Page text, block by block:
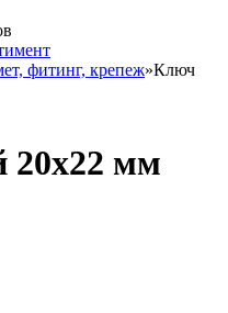
фитинг, крепеж»Ключ
мм